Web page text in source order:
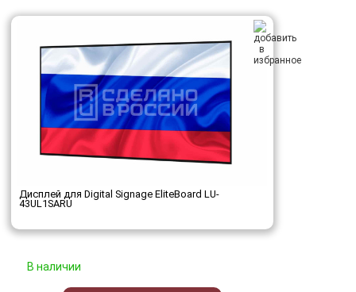
Дисплей для Digital Signage EliteBoard LU-
43UL1SARU
В наличии